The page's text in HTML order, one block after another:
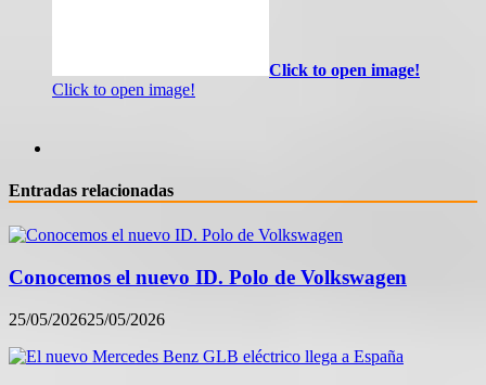
Click to open image!
Click to open image!
Entradas relacionadas
Conocemos el nuevo ID. Polo de Volkswagen
25/05/202625/05/2026